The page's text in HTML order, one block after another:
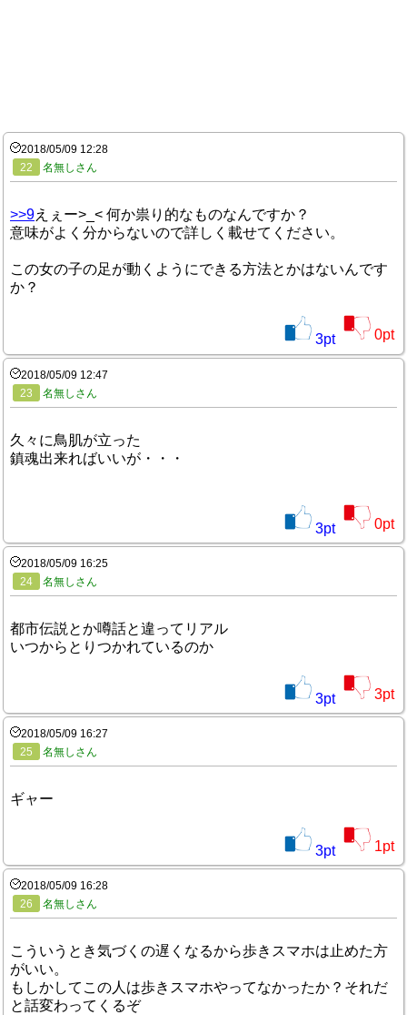
2018/05/09 12:28
22
名無しさん
>>9えぇー>_< 何か祟り的なものなんですか？
意味がよく分からないので詳しく載せてください。
この女の子の足が動くようにできる方法とかはないんです
か？
3pt 0pt
2018/05/09 12:47
23
名無しさん
久々に鳥肌が立った
鎮魂出来ればいいが・・・
3pt 0pt
2018/05/09 16:25
24
名無しさん
都市伝説とか噂話と違ってリアル
いつからとりつかれているのか
3pt 3pt
2018/05/09 16:27
25
名無しさん
ギャー
3pt 1pt
2018/05/09 16:28
26
名無しさん
こういうとき気づくの遅くなるから歩きスマホは止めた方
がいい。
もしかしてこの人は歩きスマホやってなかったか？それだ
と話変わってくるぞ